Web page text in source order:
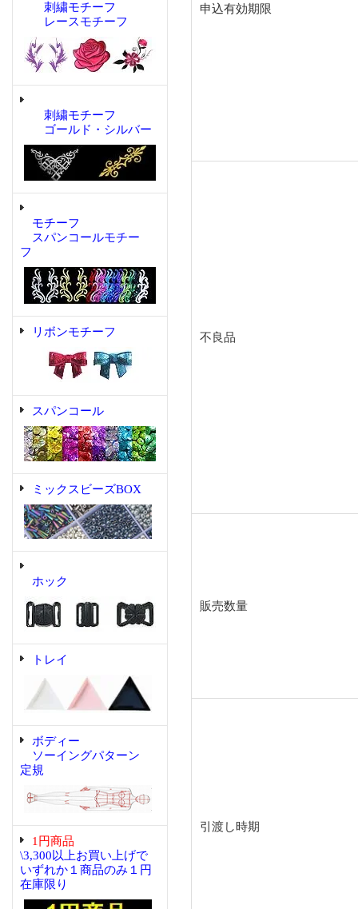
刺繍モチーフ
レースモチーフ
刺繍モチーフ
ゴールド・シルバー
モチーフ
スパンコールモチー
フ
リボンモチーフ
スパンコール
ミックスビーズBOX
ホック
トレイ
ボディー
ソーイングパターン
定規
1円商品
\3,300以上お買い上げで
いずれか１商品のみ１円
在庫限り
申込有効期限
不良品
販売数量
引渡し時期